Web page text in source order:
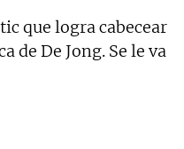
que logra cabecear
de De Jong. Se le va